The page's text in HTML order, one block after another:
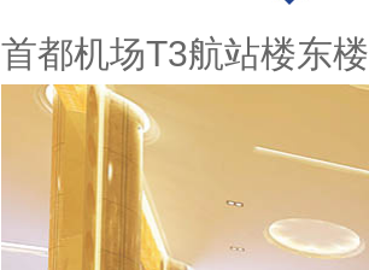
首都机场T3航站楼东楼